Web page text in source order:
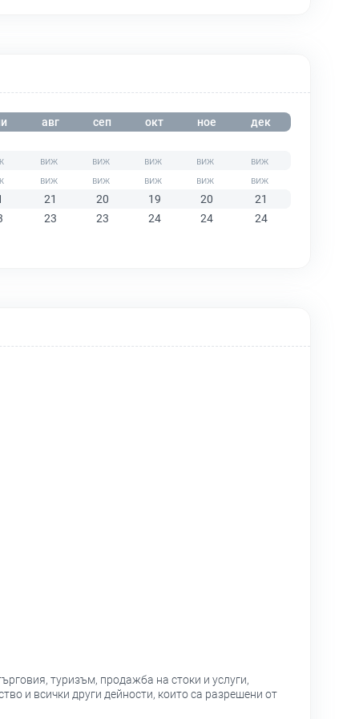
авг сеп окт ное дек
21 20 19 20
21
23 23 24 24 24
туризъм, продажба на стоки и услуги,
и всички други дейности, които са разрешени от